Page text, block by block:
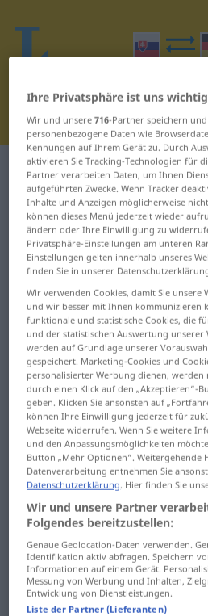
Slowakisch-Deutsch
Wörter auf
beginnen –
bojovník
bodkovaný
bodliak
bodnúť
bodný
bodovať
bodový
bodrý
Boh
bohatnúť
bohatstvo
boj
Ihre Privatsphäre ist uns wichtig
Wir und unsere716-Partner speichern
personenbezogene Daten wie
Kennungen auf Ihrem Gerät zu. Durch
aktivieren Sie Tracking-Technologien für
Partner verarbeiten Daten, um Ihnen
aufgeführten Zwecke. Wenn Tracker
Inhalte und Anzeigen möglicherweise
können dieses Menü jederzeit wieder
ändern oder Ihre Einwilligung zu
Privatsphäre-Einstellungen am unteren
Einstellungen gelten innerhalb unseres
finden Sie in unserer
Wir verwenden Cookies, damit Sie unsere
und wir besser mit Ihnen kommunizieren
funktionale und statistische Cookies, die
und der statistischen Auswertung unserer
werden auf Grundlage unserer
gespeichert. Marketing-Cookies und
personalisierter Werbung dienen, werden
durch einen Klick auf den „Akzeptieren“-
geben. Klicken Sie ansonsten auf
können Ihre Einwilligung jederzeit für
Webseite widerrufen. Wenn Sie weitere
und den Anpassungsmöglichkeiten
Button „Mehr Optionen“. Weitergehende
Datenverarbeitung entnehmen Sie
Datenschutzerklärung. Hier finden Sie
Wir und unsere Partner
Folgendes bereitzustellen:
Genaue Geolocation-Daten verwenden.
Identifikation aktiv abfragen. Speichern
Informationen auf einem Gerät.
Messung von Werbung und Inhalten,
Entwicklung von Dienstleistungen.
Liste der Partner (Lieferanten)